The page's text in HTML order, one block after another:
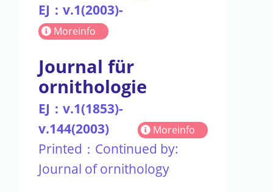
EJ：v.1(2003)-
Moreinfo
Journal für
ornithologie
EJ：v.1(1853)-
v.144(2003)
Moreinfo
Printed：Continued by:
Journal of ornithology